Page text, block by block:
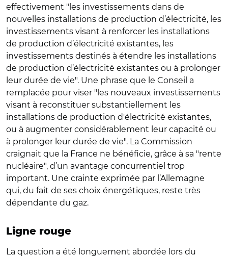
effectivement "les investissements dans de
nouvelles installations de production d’électricité, les
investissements visant à renforcer les installations
de production d’électricité existantes, les
investissements destinés à étendre les installations
de production d’électricité existantes ou à prolonger
leur durée de vie". Une phrase que le Conseil a
remplacée pour viser "les nouveaux investissements
visant à reconstituer substantiellement les
installations de production d'électricité existantes,
ou à augmenter considérablement leur capacité ou
à prolonger leur durée de vie". La Commission
craignait que la France ne bénéficie, grâce à sa "rente
nucléaire", d’un avantage concurrentiel trop
important. Une crainte exprimée par l’Allemagne
qui, du fait de ses choix énergétiques, reste très
dépendante du gaz.
Ligne rouge
La question a été longuement abordée lors du